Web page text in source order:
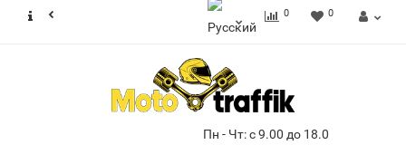
0 0
Пн - Чт: с 9.00 до 18.0